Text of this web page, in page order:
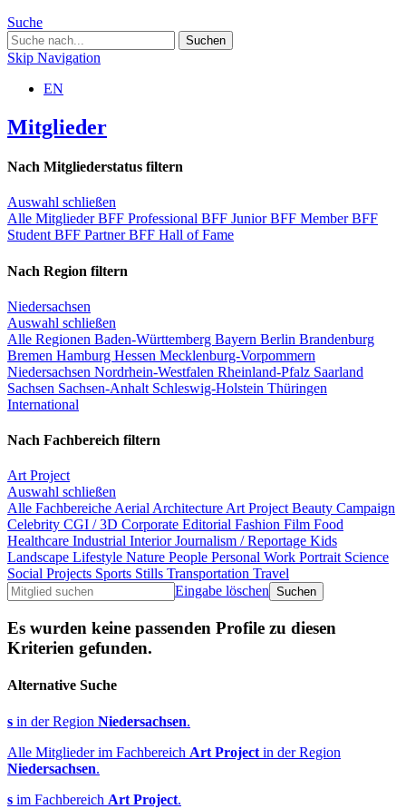
Suche
Skip Navigation
EN
Mitglieder
Nach Mitgliederstatus filtern
Auswahl schließen
Alle MitgliederBFF Professional BFF JuniorBFF MemberBFF
Student BFF PartnerBFF Hall of Fame
Nach Region filtern
Niedersachsen
Auswahl schließen
Alle Regionen Baden-Württemberg Bayern Berlin Brandenburg
Bremen Hamburg Hessen Mecklenburg-Vorpommern
Niedersachsen Nordrhein-Westfalen Rheinland-Pfalz Saarland
Sachsen Sachsen-Anhalt Schleswig-Holstein Thüringen
International
Nach Fachbereich filtern
Art Project
Auswahl schließen
Alle Fachbereiche Aerial Architecture Art Project Beauty Campaign
Celebrity CGI / 3D Corporate Editorial Fashion Film Food
Healthcare Industrial InteriorJournalism / Reportage Kids
Landscape Lifestyle Nature People Personal Work Portrait Science
Social Projects Sports Stills Transportation Travel
Eingabe löschen
Es wurden keine passenden Profile zu diesen
Kriterien gefunden.
Alternative Suche
s in der Region Niedersachsen.
Alle Mitglieder im Fachbereich Art Project in der Region
Niedersachsen.
s im Fachbereich Art Project.